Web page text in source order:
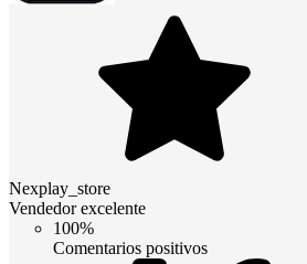
Nexplay_store
Vendedor excelente
100%
Comentarios positivos